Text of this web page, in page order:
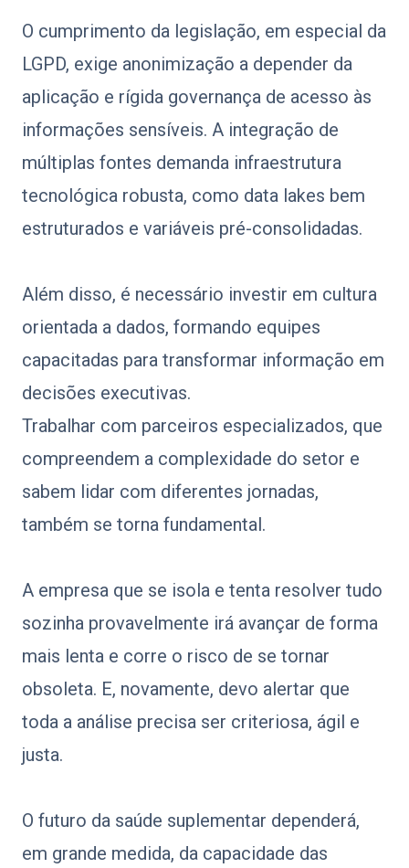
O cumprimento da legislação, em especial da
LGPD, exige anonimização a depender da
aplicação e rígida governança de acesso às
informações sensíveis. A integração de
múltiplas fontes demanda infraestrutura
tecnológica robusta, como data lakes bem
estruturados e variáveis pré-consolidadas.
Além disso, é necessário investir em cultura
orientada a dados, formando equipes
capacitadas para transformar informação em
decisões executivas.
Trabalhar com parceiros especializados, que
compreendem a complexidade do setor e
sabem lidar com diferentes jornadas,
também se torna fundamental.
A empresa que se isola e tenta resolver tudo
sozinha provavelmente irá avançar de forma
mais lenta e corre o risco de se tornar
obsoleta. E, novamente, devo alertar que
toda a análise precisa ser criteriosa, ágil e
justa.
O futuro da saúde suplementar dependerá,
em grande medida, da capacidade das